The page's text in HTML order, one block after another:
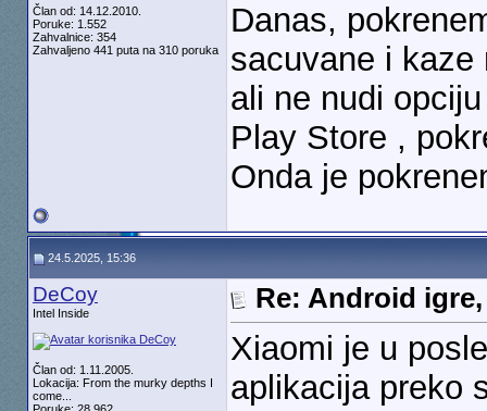
Član od: 14.12.2010.
Poruke: 1.552
Zahvalnice: 354
Zahvaljeno 441 puta na 310 poruka
Danas,
sacuvane i kaze
ali ne nudi
Play Store ,
Onda je
24.5.2025, 15:36
DeCoy
Intel Inside
Član od: 1.11.2005.
Lokacija: From the murky depths I
come...
Re: Android
Xiaomi je u
aplikacija preko